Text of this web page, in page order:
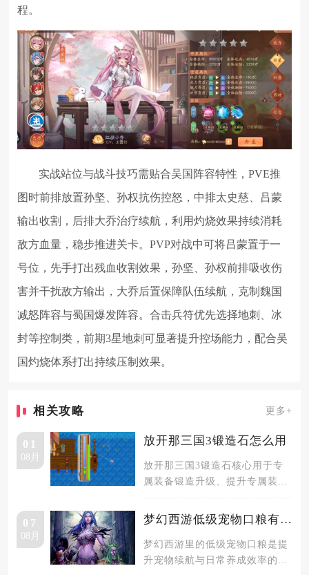
程。
实战站位与战斗技巧需贴合吴国阵容特性，PVE推
图时前排放置孙坚、孙权抗伤控怒，中排太史慈、吕蒙
输出收割，后排大乔治疗续航，利用灼烧效果持续消耗
敌方血量，稳步推进关卡。PVP对战中可将吕蒙置于一
号位，先手打出残血收割效果，孙坚、孙权前排吸收伤
害并干扰敌方输出，大乔后置保障队伍续航，克制魏国
减怒阵容与蜀国爆发阵容。合击兵符优先选择地刺、冰
封等控制类，前期3星地刺可显著提升控场能力，配合吴
国灼烧体系打出持续压制效果。
相关攻略 更多+
01
08月
放开那三国3锻造石怎么用
放开那三国3锻造石核心用于专
属装备锻造升级、提升专属装备
属装备
07
08月
梦幻西游低级宠物口粮有什么用
梦幻西游里的低级宠物口粮是提
升宠物续航与日常养成效率的基